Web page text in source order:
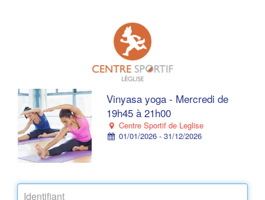
Vinyasa yoga - Mercredi de
19h45 à 21h00
Centre Sportif de Leglise
01/01/2026 - 31/12/2026